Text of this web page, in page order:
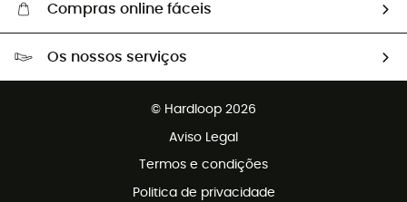
Compras online fáceis
Os nossos serviços
© Hardloop 2026
Aviso Legal
Termos e condições
Politica de privacidade